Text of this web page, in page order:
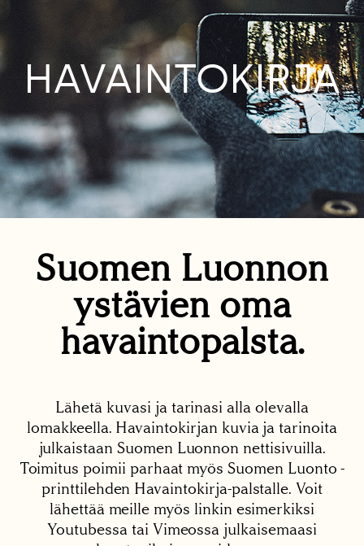
HAVAINTOKIRJA
Suomen Luonnon
ystävien oma
havaintopalsta.
Lähetä kuvasi ja tarinasi alla olevalla
lomakkeella. Havaintokirjan kuvia ja tarinoita
julkaistaan Suomen Luonnon nettisivuilla.
Toimitus poimii parhaat myös Suomen Luonto -
printtilehden Havaintokirja-palstalle. Voit
lähettää meille myös linkin esimerkiksi
Youtubessa tai Vimeossa julkaisemaasi